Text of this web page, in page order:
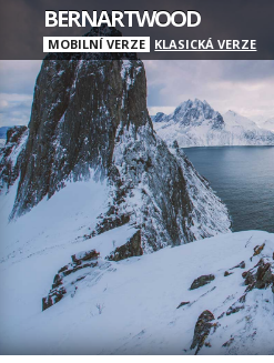
BERNARTWOOD
MOBILNÍ VERZE KLASICKÁ VERZE